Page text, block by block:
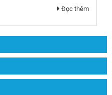
Đọc thêm